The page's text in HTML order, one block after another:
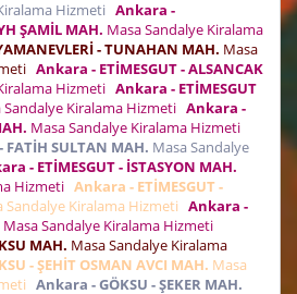
Hizmeti Ankara -
ŞAMİL MAH. Masa Sandalye Kiralama
- TUNAHAN MAH. Masa
Ankara - ETİMESGUT - ALSANCAK
Hizmeti Ankara - ETİMESGUT
Sandalye Kiralama Hizmeti Ankara -
Masa Sandalye Kiralama Hizmeti
FATİH SULTAN MAH. Masa Sandalye
- ETİMESGUT - İSTASYON MAH.
Hizmeti Ankara - ETİMESGUT -
Sandalye Kiralama Hizmeti Ankara -
Masa Sandalye Kiralama Hizmeti
MAH. Masa Sandalye Kiralama
- ŞEHİT OSMAN AVCI MAH. Masa
Ankara - GÖKSU - ŞEKER MAH.